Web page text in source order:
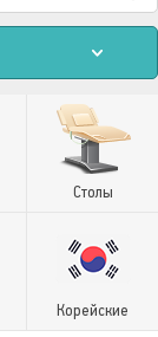
Столы
Корейские